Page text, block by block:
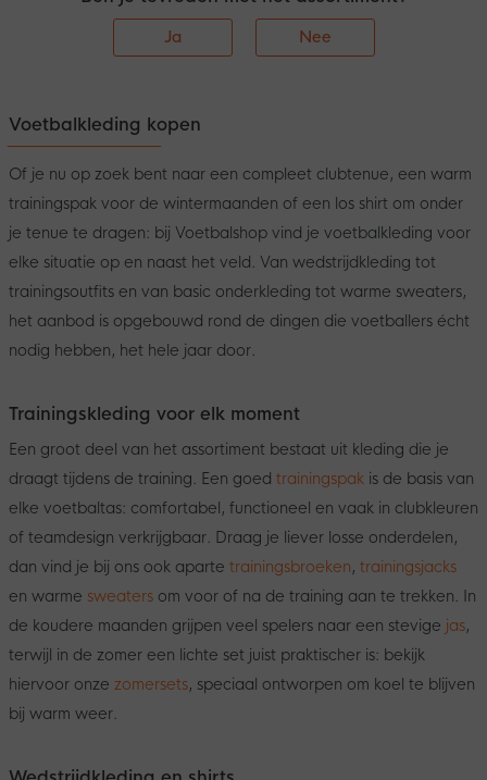
Ja Nee
Voetbalkleding kopen
Of je nu op zoek bent naar een compleet clubtenue, een warm
trainingspak voor de wintermaanden of een los shirt om onder
je tenue te dragen: bij Voetbalshop vind je voetbalkleding voor
elke situatie op en naast het veld. Van wedstrijdkleding tot
trainingsoutfits en van basic onderkleding tot warme sweaters,
het aanbod is opgebouwd rond de dingen die voetballers écht
nodig hebben, het hele jaar door.
Trainingskleding voor elk moment
Een groot deel van het assortiment bestaat uit kleding die je
draagt tijdens de training. Een goed trainingspak is de basis van
elke voetbaltas: comfortabel, functioneel en vaak in clubkleuren
of teamdesign verkrijgbaar. Draag je liever losse onderdelen,
dan vind je bij ons ook aparte trainingsbroeken, trainingsjacks
en warme sweaters om voor of na de training aan te trekken. In
de koudere maanden grijpen veel spelers naar een stevige jas,
terwijl in de zomer een lichte set juist praktischer is: bekijk
hiervoor onze zomersets, speciaal ontworpen om koel te blijven
bij warm weer.